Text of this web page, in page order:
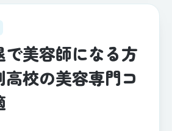
で美容師になる方
校の美容専門コ